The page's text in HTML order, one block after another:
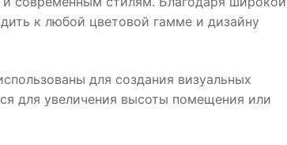
к любой цветовой гамме и дизайну
для создания визуальных
для увеличения высоты помещения или